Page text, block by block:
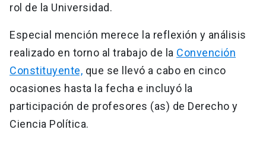
rol de la Universidad.
Especial mención merece la reflexión y análisis
realizado en torno al trabajo de la Convención
Constituyente, que se llevó a cabo en cinco
ocasiones hasta la fecha e incluyó la
participación de profesores (as) de Derecho y
Ciencia Política.